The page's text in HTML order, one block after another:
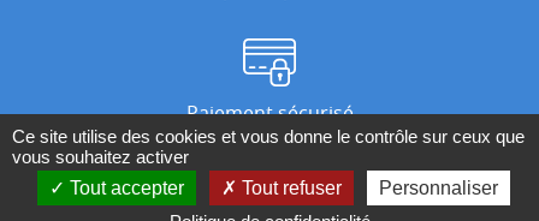
Paiement sécurisé
Nos magasins
Ce site utilise des cookies et vous donne le contrôle sur ceux que
vous souhaitez activer
Tout accepter
Tout refuser
Personnaliser